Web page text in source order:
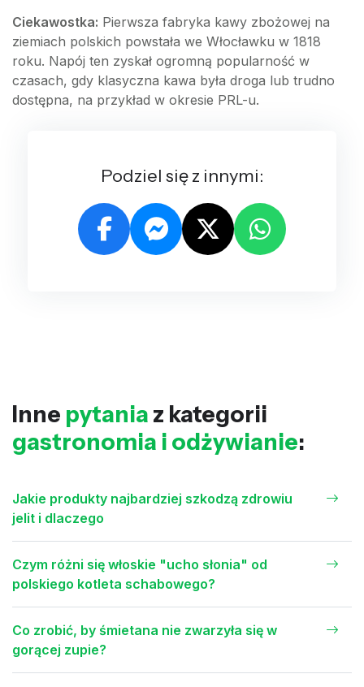
Ciekawostka: Pierwsza fabryka kawy zbożowej na
ziemiach polskich powstała we Włocławku w 1818
roku. Napój ten zyskał ogromną popularność w
czasach, gdy klasyczna kawa była droga lub trudno
dostępna, na przykład w okresie PRL-u.
Podziel się z innymi:
Inne pytania z kategorii
gastronomia i odżywianie:
Jakie produkty najbardziej szkodzą zdrowiu
jelit i dlaczego
Czym różni się włoskie "ucho słonia" od
polskiego kotleta schabowego?
Co zrobić, by śmietana nie zwarzyła się w
gorącej zupie?